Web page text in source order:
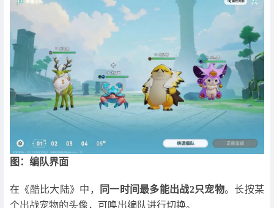
图：编队界面
在《酷比大陆》中， 同一时间最多能出战2只宠物。长按某
个出战宠物的头像，可唤出编队进行切换。